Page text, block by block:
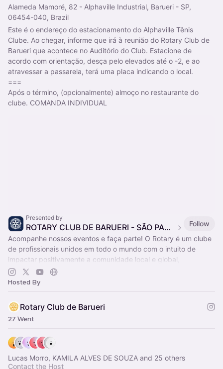
Alameda Mamoré, 82 - Alphaville Industrial, Barueri - SP,
06454-040, Brazil
Este é o endereço do estacionamento do Alphaville Tênis
Clube. Ao chegar, informe que irá à reunião do Rotary Club de
Barueri que acontece no Auditório do Club. Estacione de
acordo com orientação, desça pelo elevados até o -2, e ao
atravessar a passarela, terá uma placa indicando o local.
===
Após o término, (opcionalmente) almoço no restaurante do
clube. COMANDA INDIVIDUAL
Presented by
ROTARY CLUB DE BARUERI - SÃO PAULO, BRASIL
Follow
Acompanhe nossos eventos e faça parte! O Rotary é um clube
de profissionais unidos em todo o mundo com o intuito de
impactar positivamente a comunidade local e global,
fortalecendo vínculos pessoais
Hosted By
Rotary Club de Barueri
27 Went
Lucas Morro, KAMILA ALVES DE SOUZA and 25 others
Contact the Host